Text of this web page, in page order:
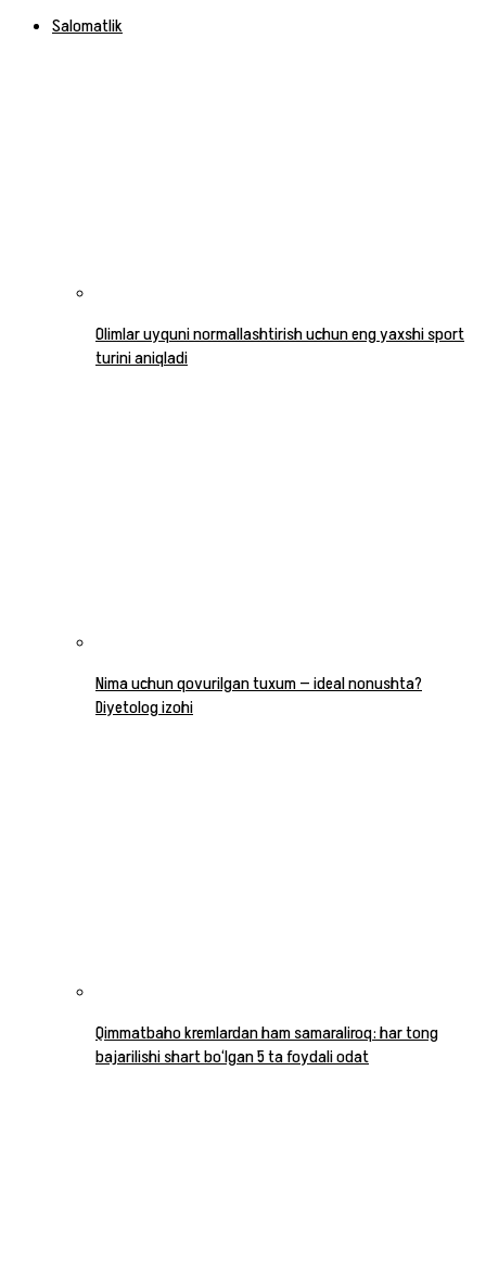
Salomatlik
Olimlar uyquni normallashtirish uchun eng yaxshi sport
turini aniqladi
Nima uchun qovurilgan tuxum — ideal nonushta?
Diyetolog izohi
Qimmatbaho kremlardan ham samaraliroq: har tong
bajarilishi shart bo‘lgan 5 ta foydali odat